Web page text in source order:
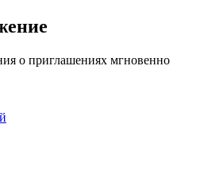
о приглашениях мгновенно